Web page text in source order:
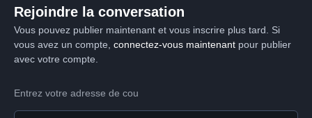
Rejoindre la conversation
Vous pouvez publier maintenant et vous inscrire plus tard. Si
vous avez un compte, connectez-vous maintenantpour publier
avec votre compte.